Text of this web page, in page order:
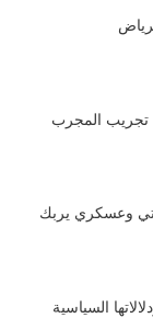
تجريب المجرب
وعسكري يربك
السياسية